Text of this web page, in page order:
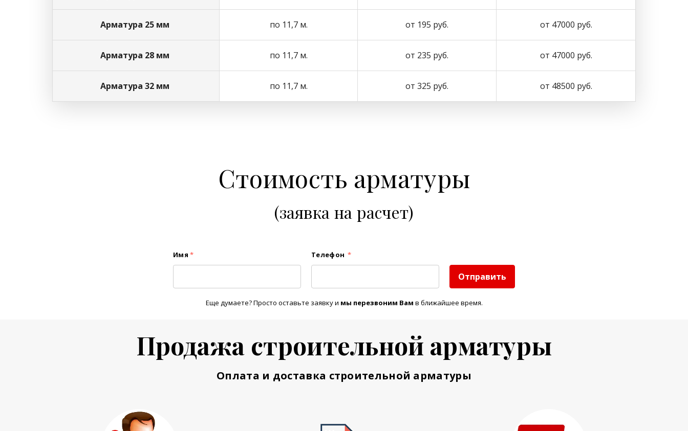
Арматура 25 мм по 11,7 м. от 195 руб. от 47000 руб.
Арматура 28 мм по 11,7 м. от 235 руб. от 47000 руб.
Арматура 32 мм по 11,7 м. от 325 руб. от 48500 руб.
Стоимость арматуры
(заявка на расчет)
Имя * Телефон *
Отправить
Еще думаете? Просто оставьте заявку и мы перезвоним Вам в ближайшее время.
Продажа строительной арматуры
Оплата и доставка строительной арматуры